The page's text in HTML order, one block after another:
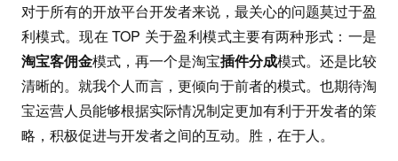
对于所有的开放平台开发者来说，最关心的问题莫过于盈
利模式。现在 TOP 关于盈利模式主要有两种形式：一是
淘宝客佣金模式，再一个是淘宝插件分成模式。还是比较
清晰的。就我个人而言，更倾向于前者的模式。也期待淘
宝运营人员能够根据实际情况制定更加有利于开发者的策
略，积极促进与开发者之间的互动。胜，在于人。